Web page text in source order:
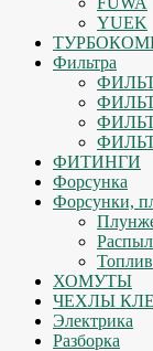
YUEK
Фильтра
ФИТИНГИ
Форсунка
Форсунки,
ХОМУТЫ
ЧЕХЛЫ
Электрика
Разборка